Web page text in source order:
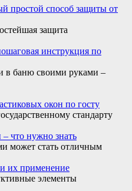
простой способ защиты от
защита
инструкция по
в баню своими руками –
окон по госту
стандарту
что нужно знать
может стать отличным
их применение
элементы